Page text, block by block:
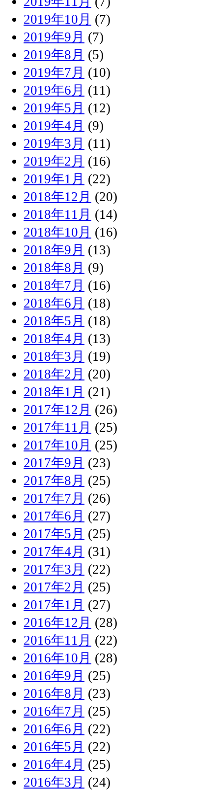
2019年10月 (7)
2019年9月 (7)
2019年8月 (5)
2019年7月 (10)
2019年6月 (11)
2019年5月 (12)
2019年4月 (9)
2019年3月 (11)
2019年2月 (16)
2019年1月 (22)
2018年12月 (20)
2018年11月 (14)
2018年10月 (16)
2018年9月 (13)
2018年8月 (9)
2018年7月 (16)
2018年6月 (18)
2018年5月 (18)
2018年4月 (13)
2018年3月 (19)
2018年2月 (20)
2018年1月 (21)
2017年12月 (26)
2017年11月 (25)
2017年10月 (25)
2017年9月 (23)
2017年8月 (25)
2017年7月 (26)
2017年6月 (27)
2017年5月 (25)
2017年4月 (31)
2017年3月 (22)
2017年2月 (25)
2017年1月 (27)
2016年12月 (28)
2016年11月 (22)
2016年10月 (28)
2016年9月 (25)
2016年8月 (23)
2016年7月 (25)
2016年6月 (22)
2016年5月 (22)
2016年4月 (25)
2016年3月 (24)